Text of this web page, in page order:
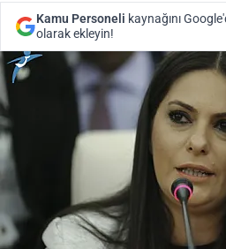
Kamu Personeli kaynağını
olarak ekleyin!